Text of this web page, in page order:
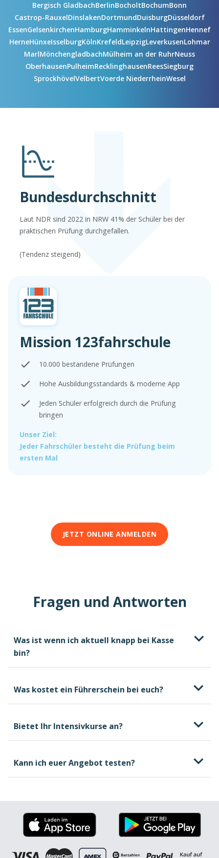
Bergisch GladbachBerlinBocholtBochumBonn
Castrop-RauxelDinslakenDortmundDuisburgDüsseldorf
EssenGelsenkirchenHamburgHamminkelnHattingenHennef
HerneHünxeIsselburgKölnKrefeldLeipzigLeverkusenLohmar
MarlMönchengladbachMülheim an der RuhrNeuss
OberhausenPulheimRecklinghausenReesSiegburg
SprockhövelVelbertVoerde NiederrheinWesel
Bundesdurchschnitt
Laut NDR sind 2022 in NRW 41% der Schüler bei der
praktischen Prüfung durchgefallen.
(Tendenz steigend)
Mission 123fahrschule
10.000 bestandene Prüfungen
Hohe Ausbildungsstandards & moderne App
Jeden Schüler erfolgreich durch die Prüfung
bringen
Unser Ziel:
Jeder Fahrschüler besteht die Prüfung beim
ersten Mal
JETZT ONLINE ANMELDEN
Fragen und Antworten
Was ist wenn ich aktuell knapp bei Kasse
bin?
Was kostet ein Führerschein bei euch?
kostenlosen und
unverbindlichen Beratungstermin
welche Kosten beim
abhängen und wie du selbst Einfluss darauf
nehmen kannst
Bietet Ihr Intensivkurse an?
Kann ich euer Angebot testen?